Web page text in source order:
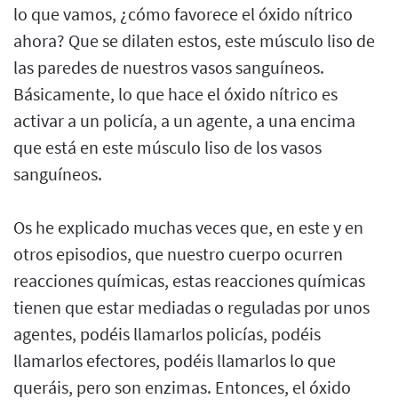
lo que vamos, ¿cómo favorece el óxido nítrico
ahora? Que se dilaten estos, este músculo liso de
las paredes de nuestros vasos sanguíneos.
Básicamente, lo que hace el óxido nítrico es
activar a un policía, a un agente, a una encima
que está en este músculo liso de los vasos
sanguíneos.
Os he explicado muchas veces que, en este y en
otros episodios, que nuestro cuerpo ocurren
reacciones químicas, estas reacciones químicas
tienen que estar mediadas o reguladas por unos
agentes, podéis llamarlos policías, podéis
llamarlos efectores, podéis llamarlos lo que
queráis, pero son enzimas. Entonces, el óxido